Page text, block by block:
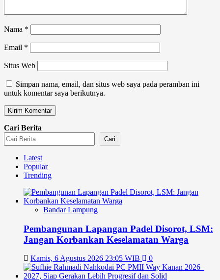
Nama *
Email *
Situs Web
Simpan nama, email, dan situs web saya pada peramban ini
untuk komentar saya berikutnya.
Cari Berita
Cari
Latest
Popular
Trending
Bandar Lampung
Pembangunan Lapangan Padel Disorot, LSM:
Jangan Korbankan Keselamatan Warga
Kamis, 6 Agustus 2026 23:05 WIB 0